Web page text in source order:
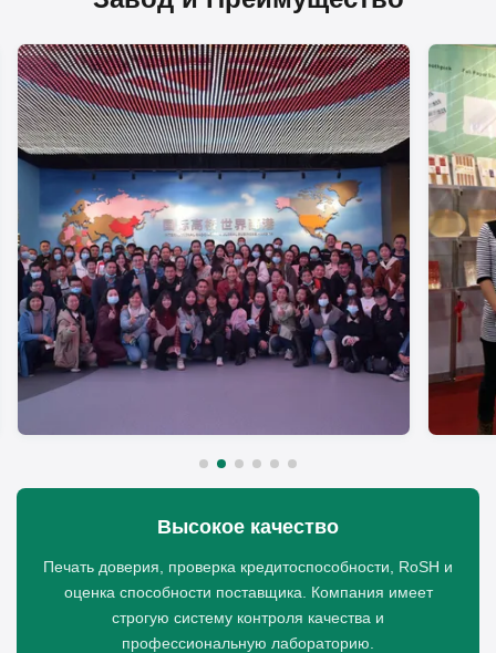
Высокое качество
Печать доверия, проверка кредитоспособности, RoSH и
оценка способности поставщика. Компания имеет
строгую систему контроля качества и
профессиональную лабораторию.